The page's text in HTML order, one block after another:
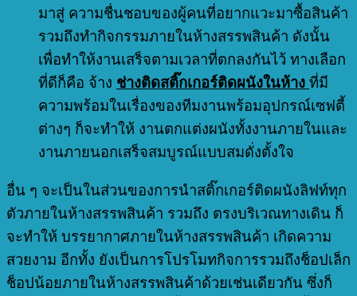
มาสู่ ความชื่นชอบของผู้คนที่อยากแวะมาซื้อสินค้า
รวมถึงทำกิจกรรมภายในห้างสรรพสินค้า ดังนั้น
เพื่อทำให้งานเสร็จตามเวลาที่ตกลงกันไว้ ทางเลือก
ที่ดีก็คือ จ้าง ช่างติดสติ๊กเกอร์ติดผนังในห้าง ที่มี
ความพร้อมในเรื่องของทีมงานพร้อมอุปกรณ์เซฟตี้
ต่างๆ ก็จะทำให้ งานตกแต่งผนังทั้งงานภายในและ
งานภายนอกเสร็จสมบูรณ์แบบสมดั่งตั้งใจ
อื่น ๆ จะเป็นในส่วนของการนำสติ๊กเกอร์ติดผนังลิฟท์ทุก
ตัวภายในห้างสรรพสินค้า รวมถึง ตรงบริเวณทางเดิน ก็
จะทำให้ บรรยากาศภายในห้างสรรพสินค้า เกิดความ
สวยงาม อีกทั้ง ยังเป็นการโปรโมทกิจการรวมถึงช็อปเล็ก
ช็อปน้อยภายในห้างสรรพสินค้าด้วยเช่นเดียวกัน ซึ่งก็